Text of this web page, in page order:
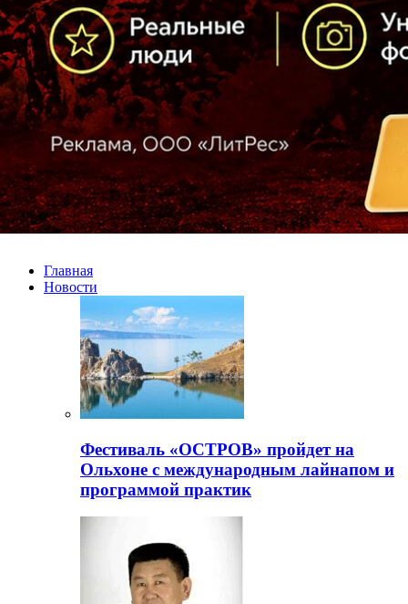
Главная
Новости
Фестиваль «ОСТРОВ» пройдет на
Ольхоне с международным лайнапом и
программой практик